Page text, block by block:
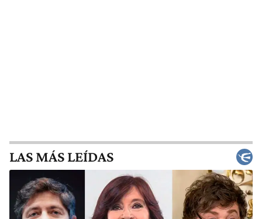
LAS MÁS LEÍDAS